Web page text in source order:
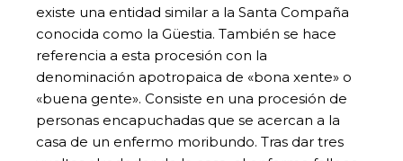
existe una entidad similar a la Santa Compaña
conocida como la Güestia. También se hace
referencia a esta procesión con la
denominación apotropaica de «bona xente» o
«buena gente». Consiste en una procesión de
personas encapuchadas que se acercan a la
casa de un enfermo moribundo. Tras dar tres